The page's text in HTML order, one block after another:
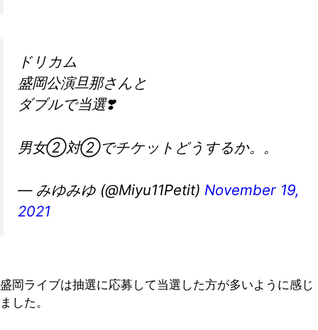
ドリカム
盛岡公演旦那さんと
ダブルで当選❣️
男女②対②でチケットどうするか。。
— みゆみゆ (@Miyu11Petit) November 19,
2021
盛岡ライブは抽選に応募して当選した方が多いように感じ
ました。